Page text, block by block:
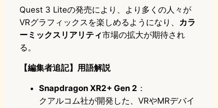
Quest 3 Liteの発売により、より多くの人々が
VRグラフィックスを楽しめるようになり、 カラ
ーミックスリアリティ市場の拡大が期待され
る。
【編集者追記】用語解説
Snapdragon XR2+ Gen 2 ：
クアルコム社が開発した、VRやMRデバイ